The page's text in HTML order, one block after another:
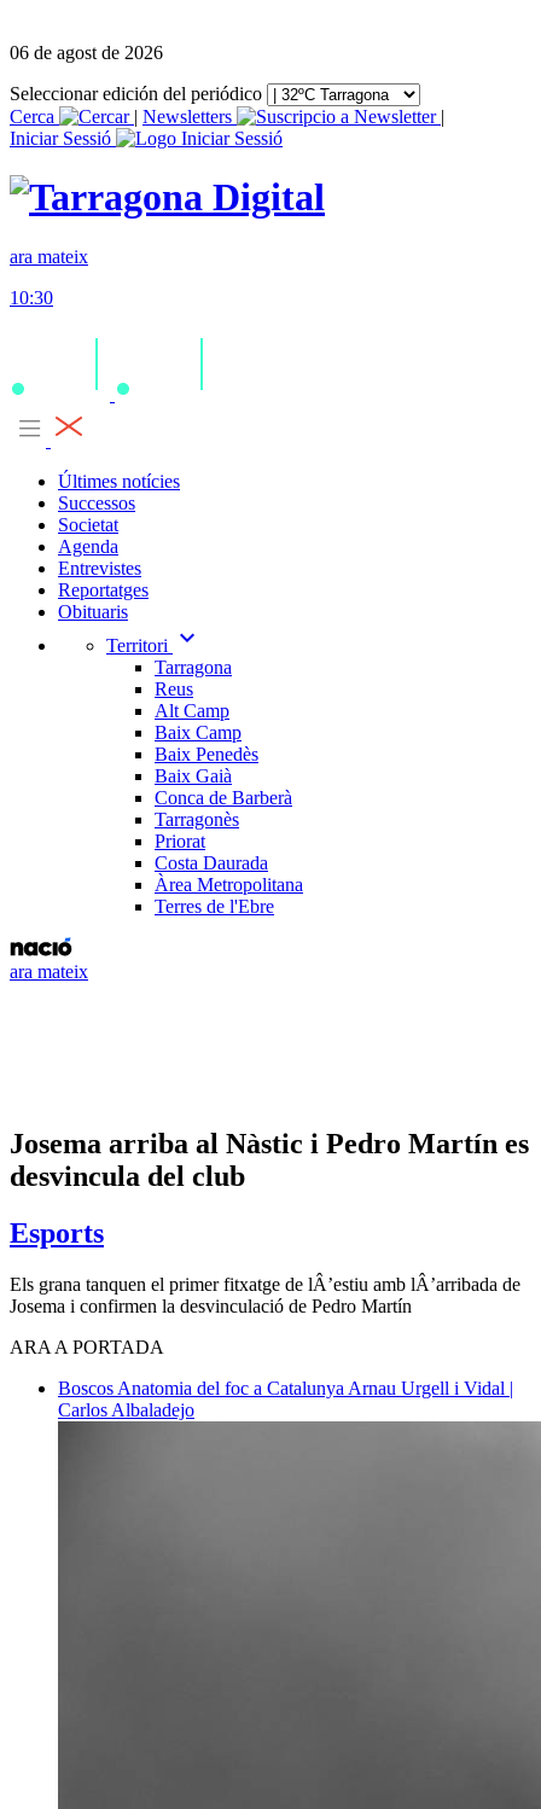
06 de agost de 2026
Seleccionar edición del periódico
Cerca
| Newsletters
|
Iniciar Sessió
ara mateix
10:30
Últimes notícies
Successos
Societat
Agenda
Entrevistes
Reportatges
Obituaris
Territori
expand_more
Tarragona
Reus
Alt Camp
Baix Camp
Baix Penedès
Baix Gaià
Conca de Barberà
Tarragonès
Priorat
Costa Daurada
Àrea Metropolitana
Terres de l'Ebre
ara mateix
Josema arriba al Nàstic i Pedro Martín es
desvincula del club
Esports
Els grana tanquen el primer fitxatge de lÂ’estiu amb lÂ’arribada de
Josema i confirmen la desvinculació de Pedro Martín
ARA A PORTADA
Boscos Anatomia del foc a Catalunya Arnau Urgell i Vidal |
Carlos Albaladejo